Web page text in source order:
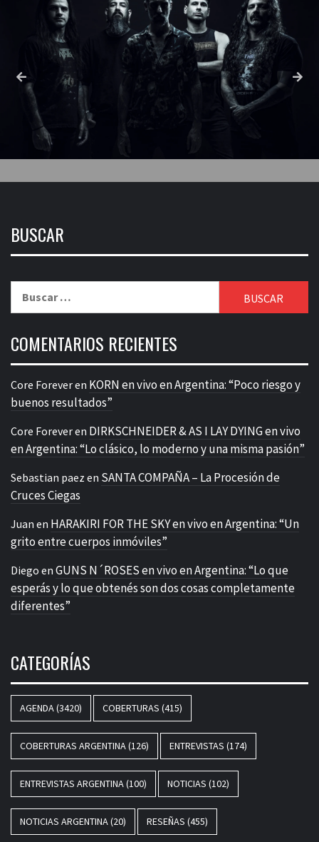
BUSCAR
COMENTARIOS RECIENTES
Core Foreveren KORN en vivo en Argentina: “Poco riesgo y
buenos resultados”
Core Foreveren DIRKSCHNEIDER & AS I LAY DYING en vivo
en Argentina: “Lo clásico, lo moderno y una misma pasión”
Sebastian paez en SANTA COMPAÑA – La Procesión de
Cruces Ciegas
Juan en HARAKIRI FOR THE SKY en vivo en Argentina: “Un
grito entre cuerpos inmóviles”
Diego en GUNS N´ROSES en vivo en Argentina: “Lo que
esperás y lo que obtenés son dos cosas completamente
diferentes”
CATEGORÍAS
AGENDA(3420) COBERTURAS (415)
COBERTURAS ARGENTINA(126) ENTREVISTAS (174)
ENTREVISTAS ARGENTINA(100) NOTICIAS (102)
NOTICIAS ARGENTINA(20) RESEÑAS (455)